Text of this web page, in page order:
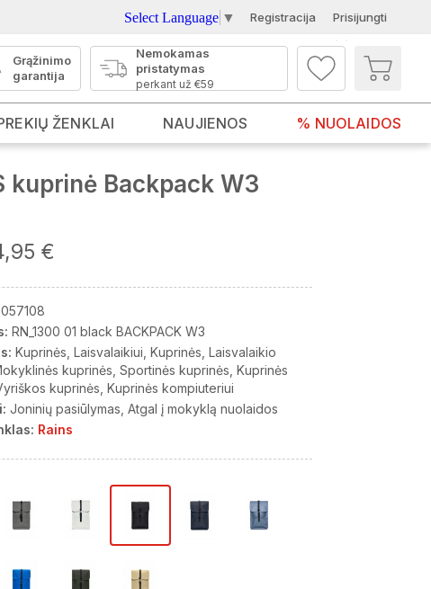
Select Language ▼ Registracija Prisijungti
Grąžinimo
garantija
Nemokamas
pristatymas
perkant už €59
ŽENKLAI NAUJIENOS % NUOLAIDOS
kuprinė Backpack W3
€
RN_1300 01 black BACKPACK W3
Kuprinės Laisvalaikiui Kuprinės Laisvalaikio
kuprinės Sportinės kuprinės Kuprinės
kuprinės Kuprinės kompiuteriui
Joninių pasiūlymas Atgal į mokyklą nuolaidos
Rains